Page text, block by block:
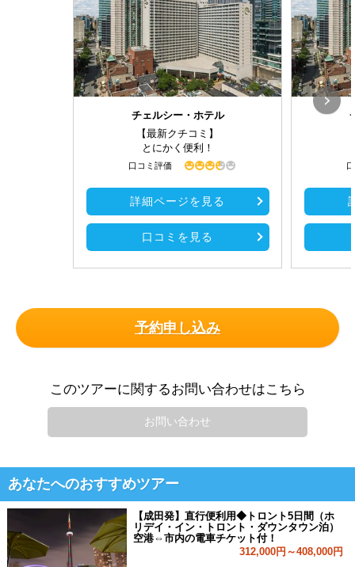
チェルシー・ホテル
【最新クチコミ】
とにかく便利！
口コミ評価
詳細ページを見る
口コミを見る
予約申し込み
このツアーに関するお問い合わせはこちら
お問い合わせ
あなたへのおすすめツアー
【成田発】直行便利用◆トロント5日間（ホ
リデイ・イン・トロント・ダウンタウン泊）
空港⇔市内の電車チケット付！
312,000円～408,000円